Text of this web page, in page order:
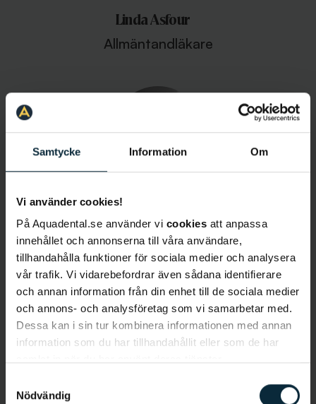
Samtycke Information Om
Vi använder cookies!
På Aquadental.se använder vi cookies att anpassa
innehållet och annonserna till våra användare,
tillhandahålla funktioner för sociala medier och analysera
vår trafik. Vi vidarebefordrar även sådana identifierare
och annan information från din enhet till de sociala medier
och annons- och analysföretag som vi samarbetar med.
Dessa kan i sin tur kombinera informationen med annan
information som du har tillhandahållit eller som de har
Nödvändig
Linda Asfour
Allmäntandläkare
Tandhygienist